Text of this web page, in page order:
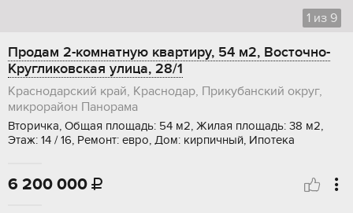
1 из 9
Продам 2-комнатную квартиру, 54 м2, Восточно-
Кругликовская улица, 28/1
Краснодарский край, Краснодар, Прикубанский округ,
микрорайон Панорама
Вторичка, Общая площадь: 54 м2, Жилая площадь: 38 м2,
Этаж: 14 / 16, Ремонт: евро, Дом: кирпичный, Ипотека
6 200 000 